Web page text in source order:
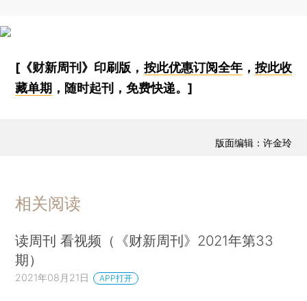
[《财新周刊》印刷版， 按此优惠订阅全年， 按此收
藏单期 ，随时起刊，免费快递。]
版面编辑：许金玲
相关阅读
读周刊 看视频（《财新周刊》2021年第33
期）
2021年08月21日 APP打开